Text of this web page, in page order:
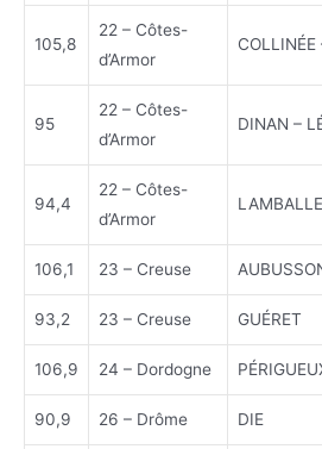
105,8
22 – Côtes-
d’Armor
COLLINÉE
95
22 – Côtes-
d’Armor
DINAN –
94,4
22 – Côtes-
d’Armor
LAMBALLE
106,1 23 – Creuse
93,2 23 – Creuse GUÉRET
106,9 24 – Dordogne
90,9 26 – Drôme DIE